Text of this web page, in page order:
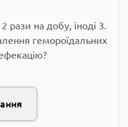
рази на добу, іноді 3.
гемороїдальних